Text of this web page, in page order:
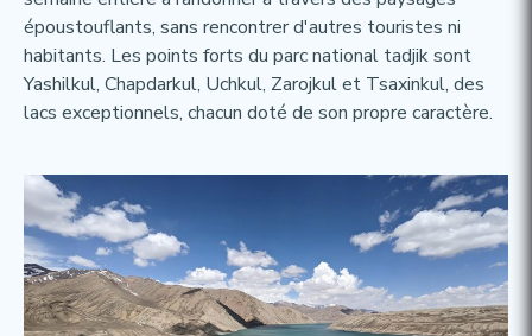
époustouflants, sans rencontrer d'autres touristes ni
habitants. Les points forts du parc national tadjik sont
Yashilkul, Chapdarkul, Uchkul, Zarojkul et Tsaxinkul, des
lacs exceptionnels, chacun doté de son propre caractère.